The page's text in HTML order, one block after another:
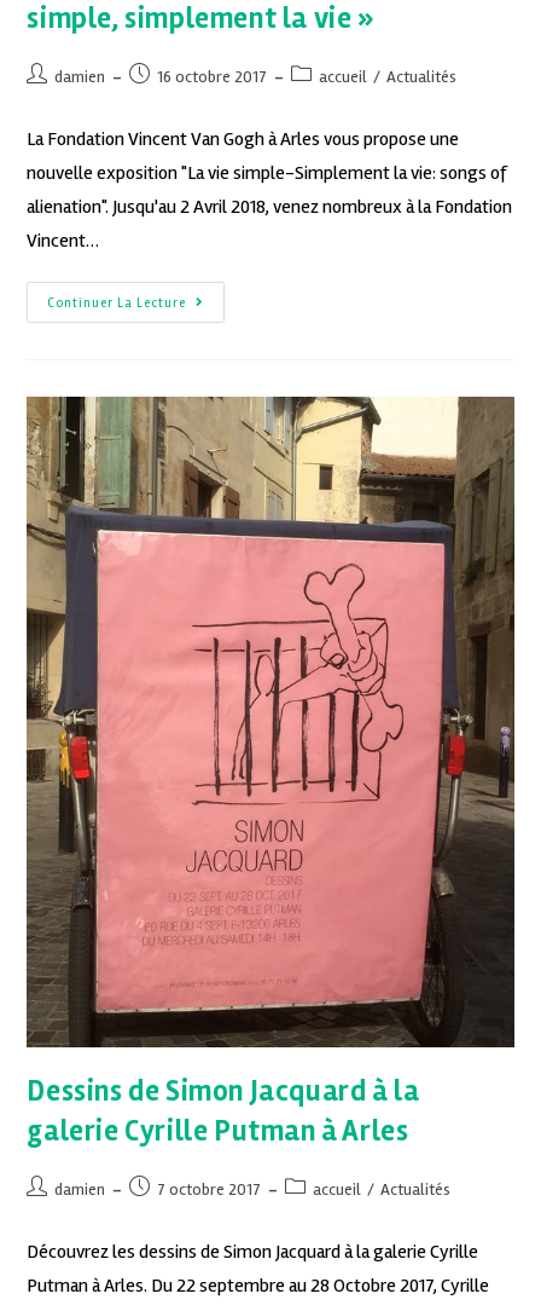
simple, simplement la vie »
damien 16 octobre 2017 accueil / Actualités
La Fondation Vincent Van Gogh à Arles vous propose une
nouvelle exposition "La vie simple-Simplement la vie: songs of
alienation". Jusqu'au 2 Avril 2018, venez nombreux à la Fondation
Vincent…
Continuer La Lecture
Dessins de Simon Jacquard à la
galerie Cyrille Putman à Arles
damien 7 octobre 2017 accueil / Actualités
Découvrez les dessins de Simon Jacquard à la galerie Cyrille
Putman à Arles. Du 22 septembre au 28 Octobre 2017, Cyrille